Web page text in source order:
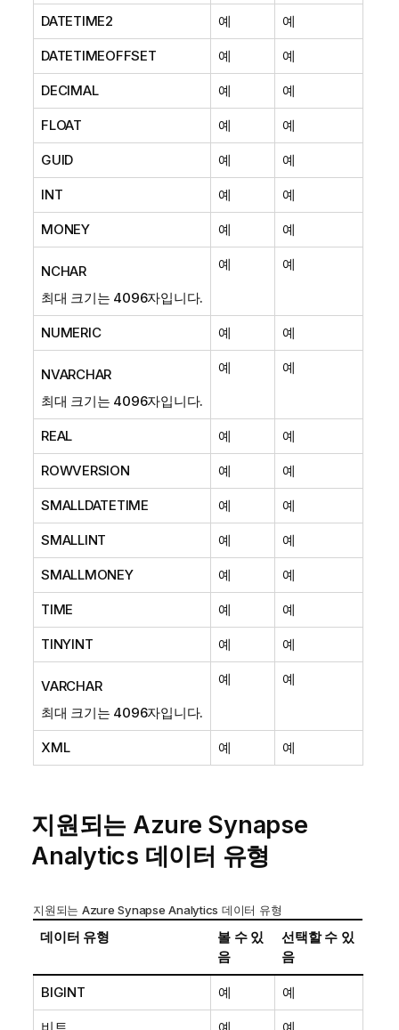
DATETIME2 예 예
DATETIMEOFFSET 예 예
DECIMAL 예 예
FLOAT 예 예
GUID 예 예
INT 예 예
MONEY 예 예
NCHAR
최대 크기는 4096자입니다.
예 예
NUMERIC 예 예
NVARCHAR
최대 크기는 4096자입니다.
예 예
REAL 예 예
ROWVERSION 예 예
SMALLDATETIME 예 예
SMALLINT 예 예
SMALLMONEY 예 예
TIME 예 예
TINYINT 예 예
VARCHAR
최대 크기는 4096자입니다.
예 예
XML 예 예
지원되는 Azure Synapse
Analytics 데이터 유형
지원되는 Azure Synapse Analytics 데이터 유형
데이터 유형
볼 수 있
음
선택할 수 있
음
BIGINT 예 예